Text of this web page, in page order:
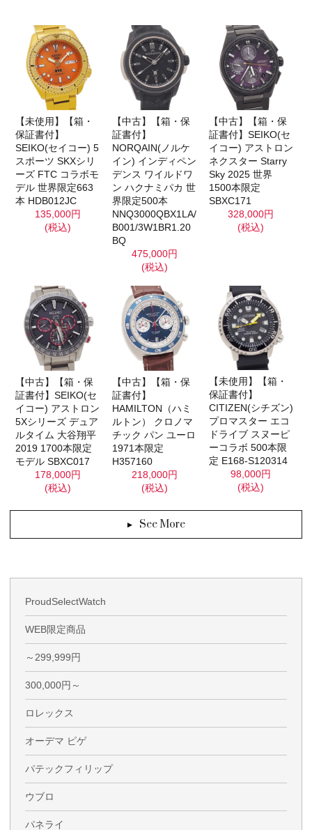
【未使用】【箱・
保証書付】
SEIKO(セイコー) 5
スポーツ SKXシリ
ーズ FTC コラボモ
デル 世界限定663
本 HDB012JC
135,000円
(税込)
【中古】【箱・保
証書付】
NORQAIN(ノルケ
イン) インディペン
デンス ワイルドワ
ン ハクナミパカ 世
界限定500本
NNQ3000QBX1LA/
B001/3W1BR1.20
BQ
475,000円
(税込)
【中古】【箱・保
証書付】SEIKO(セ
イコー) アストロン
ネクスター Starry
Sky 2025 世界
1500本限定
SBXC171
328,000円
(税込)
【中古】【箱・保
証書付】SEIKO(セ
イコー) アストロン
5Xシリーズ デュア
ルタイム 大谷翔平
2019 1700本限定
モデル SBXC017
178,000円
(税込)
【中古】【箱・保
証書付】
HAMILTON（ハミ
ルトン） クロノマ
チック パン ユーロ
1971本限定
H357160
218,000円
(税込)
【未使用】【箱・
保証書付】
CITIZEN(シチズン)
プロマスター エコ
ドライブ スヌーピ
ーコラボ 500本限
定 E168-S120314
98,000円
(税込)
See More
ProudSelectWatch
WEB限定商品
～299,999円
300,000円～
ロレックス
オーデマ ピゲ
パテックフィリップ
ウブロ
パネライ